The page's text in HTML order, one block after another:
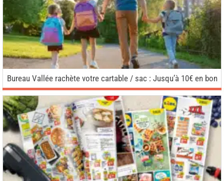
Bureau Vallée rachète votre cartable / sac : Jusqu’à 10€ en bon